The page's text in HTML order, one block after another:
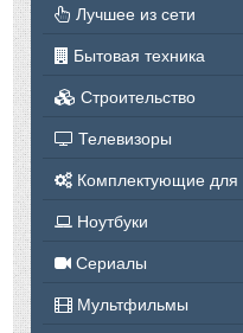
Лучшее из сети
Бытовая техника
Строительство
Телевизоры
Комплектующие для
Ноутбуки
Сериалы
Мультфильмы